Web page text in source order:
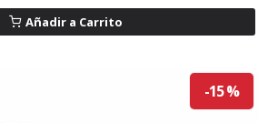
Añadir a Carrito
-15 %